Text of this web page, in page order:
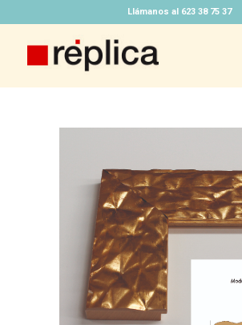
Llámanos al 623 38 75 37